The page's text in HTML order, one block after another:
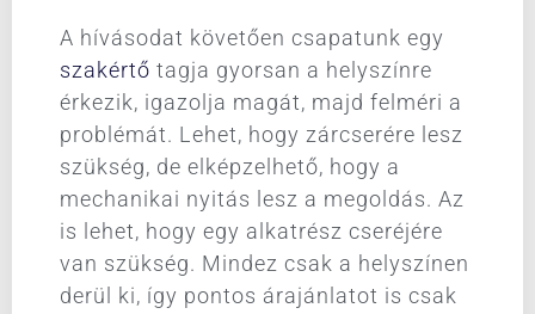
A hívásodat követően csapatunk egy
szakértő tagja gyorsan a helyszínre
érkezik, igazolja magát, majd felméri a
problémát. Lehet, hogy zárcserére lesz
szükség, de elképzelhető, hogy a
mechanikai nyitás lesz a megoldás. Az
is lehet, hogy egy alkatrész cseréjére
van szükség. Mindez csak a helyszínen
derül ki, így pontos árajánlatot is csak